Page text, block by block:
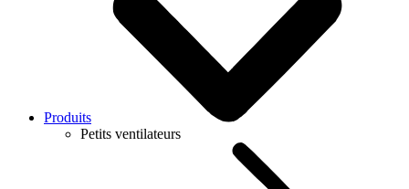
Produits
Petits ventilateurs